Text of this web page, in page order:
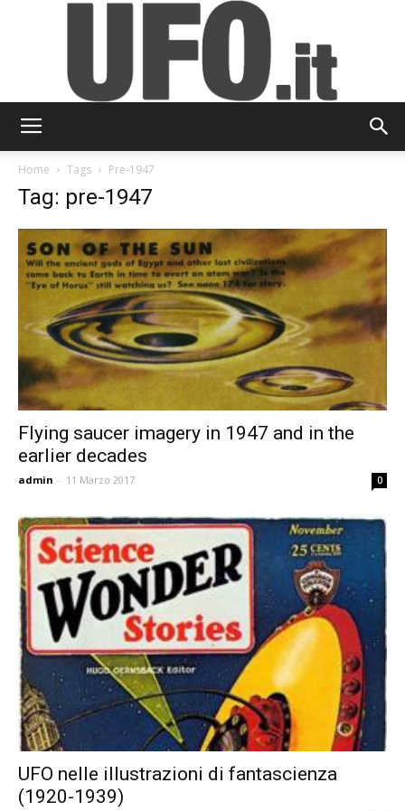
Home Tags Pre-1947
Tag: pre-1947
Flying saucer imagery in 1947 and in the
earlier decades
admin - 11 Marzo 2017 0
UFO nelle illustrazioni di fantascienza
(1920-1939)